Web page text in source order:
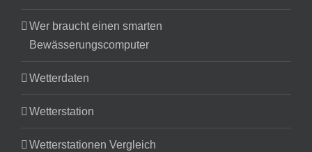
Wer braucht einen smarten
Bewässerungscomputer
Wetterdaten
Wetterstation
Wetterstationen Vergleich